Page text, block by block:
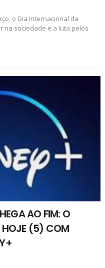
o Dia Internacional da
na sociedade e a luta pelos
AO FIM: O
HOJE (5) COM